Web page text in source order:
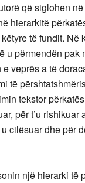
që siglohen
hierarkitë
të fundit. Në
u përmendën
veprës a të
të
tekstor
për t’u rishikuar
cilësuar dhe për
një hierarki të